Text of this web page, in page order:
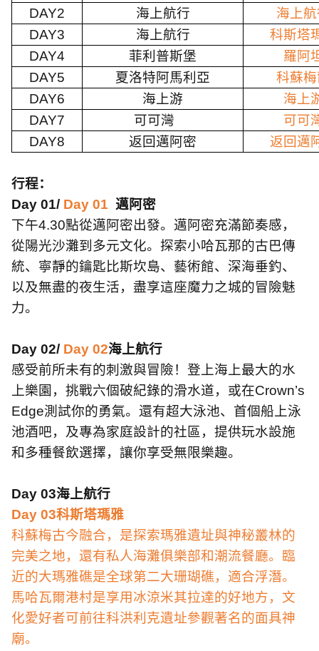
DAY2
海上航行
海上
DAY3
海上航行
科斯塔
DAY4
菲利普斯堡
羅阿
DAY5
夏洛特阿馬利亞
科蘇
DAY6
海上游
海上
DAY7
可可灣
可可
DAY8
返回邁阿密 返回邁
行程：
Day 01/ Day 01 邁阿密
下午4.30點從邁阿密出發。邁阿密充滿節奏感，
從陽光沙灘到多元文化。探索小哈瓦那的古巴傳
統、寧靜的鑰匙比斯坎島、藝術館、深海垂釣、
以及無盡的夜生活，盡享這座魔力之城的冒險魅
力。
Day 02/ Day 02海上航行
感受前所未有的刺激與冒險！登上海上最大的水
上樂園，挑戰六個破紀錄的滑水道，或在Crown’s
Edge測試你的勇氣。還有超大泳池、首個船上泳
池酒吧，及專為家庭設計的社區，提供玩水設施
和多種餐飲選擇，讓你享受無限樂趣。
Day 03海上航行
Day 03科斯塔瑪雅
科蘇梅古今融合，是探索瑪雅遺址與神秘叢林的
完美之地，還有私人海灘俱樂部和潮流餐廳。臨
近的大瑪雅礁是全球第二大珊瑚礁，適合浮潛。
馬哈瓦爾港村是享用冰涼米其拉達的好地方，文
化愛好者可前往科洪利克遺址參觀著名的面具神
廟。